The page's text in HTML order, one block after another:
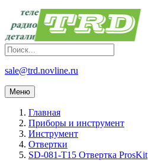
sale@trd.novline.ru
Меню
Главная
Приборы и инструмент
Инструмент
Отвертки
SD-081-T15 Отвертка ProsKit